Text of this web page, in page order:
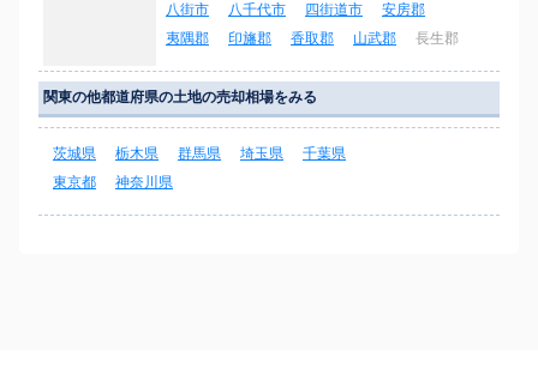
八街市
八千代市 四街道市
安房郡
夷隅郡
印旛郡 香取郡 山武郡 長生郡
関東の他都道府県の土地の売却相場をみる
茨城県 栃木県 群馬県 埼玉県
千葉県
東京都
神奈川県